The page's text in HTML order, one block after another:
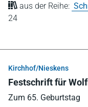
aus der Reihe:
24
Kirchhof/Nieskens
Festschrift für
Zum 65. Geburtstag